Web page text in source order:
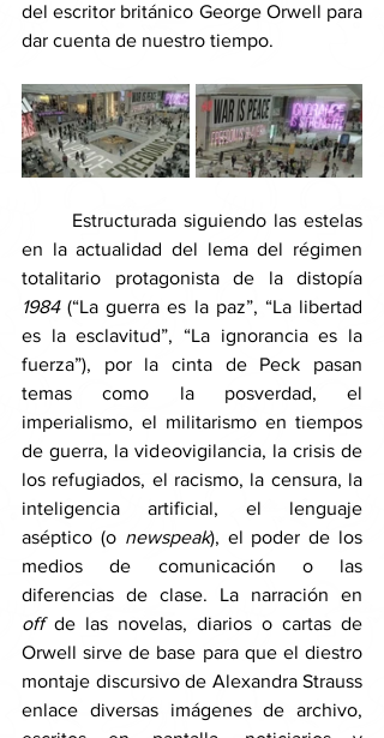
del escritor británico George Orwell para
dar cuenta de nuestro tiempo.
en la actualidad del lema del régimen
1984 (“La guerra es la paz”, “La libertad
es la esclavitud”, “La ignorancia es la
fuerza”), por la cinta de Peck pasan
temas como la posverdad, el
imperialismo, el militarismo en tiempos
de guerra, la videovigilancia, la crisis de
los refugiados, el racismo, la censura, la
inteligencia artificial, el lenguaje
aséptico (o newspeak), el poder de los
medios de comunicación o las
off de las novelas, diarios o cartas de
Orwell sirve de base para que el diestro
montaje discursivo de Alexandra Strauss
enlace diversas imágenes de archivo,